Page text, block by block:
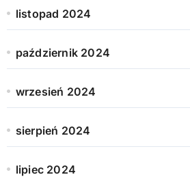
listopad 2024
październik 2024
wrzesień 2024
sierpień 2024
lipiec 2024